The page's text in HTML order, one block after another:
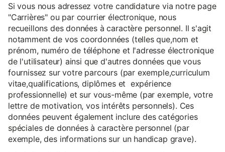
Si vous nous adressez votre candidature via notre page
"Carrières" ou par courrier électronique, nous
recueillons des données à caractère personnel. Il s'agit
notamment de vos coordonnées (telles que,nom et
prénom, numéro de téléphone et l'adresse électronique
de l'utilisateur) ainsi que d'autres données que vous
fournissez sur votre parcours (par exemple,curriculum
vitae,qualifications, diplômes et expérience
professionnelle) et sur vous-même (par exemple, votre
lettre de motivation, vos intérêts personnels). Ces
données peuvent également inclure des catégories
spéciales de données à caractère personnel (par
exemple, des informations sur un handicap grave).